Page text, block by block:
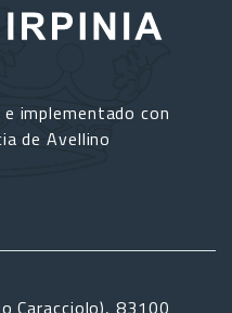
implementado con
de Avellino
Caracciolo), 83100